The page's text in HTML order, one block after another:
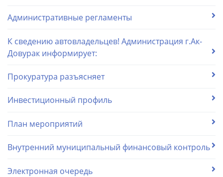
Административные регламенты
К сведению автовладельцев! Администрация г.Ак-
Довурак информирует:
Прокуратура разъясняет
Инвестиционный профиль
План мероприятий
Внутренний муниципальный финансовый контроль
Электронная очередь